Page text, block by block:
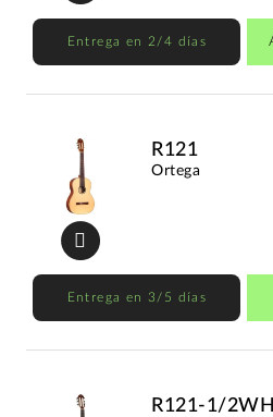
Entrega en 2/4 días
R121
Ortega
Entrega en 3/5 días
R121-1/2WH